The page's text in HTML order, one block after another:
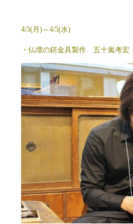
4/3(月)～4/5(水)
・仏壇の錺金具製作 五十嵐考宏